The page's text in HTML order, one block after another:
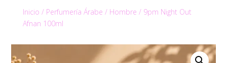
Inicio / Perfumería Árabe / Hombre / 9pm Night Out
Afnan 100ml